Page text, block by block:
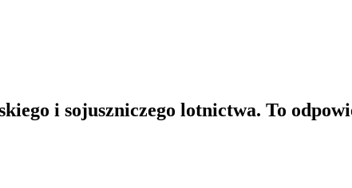
i sojuszniczego lotnictwa. To